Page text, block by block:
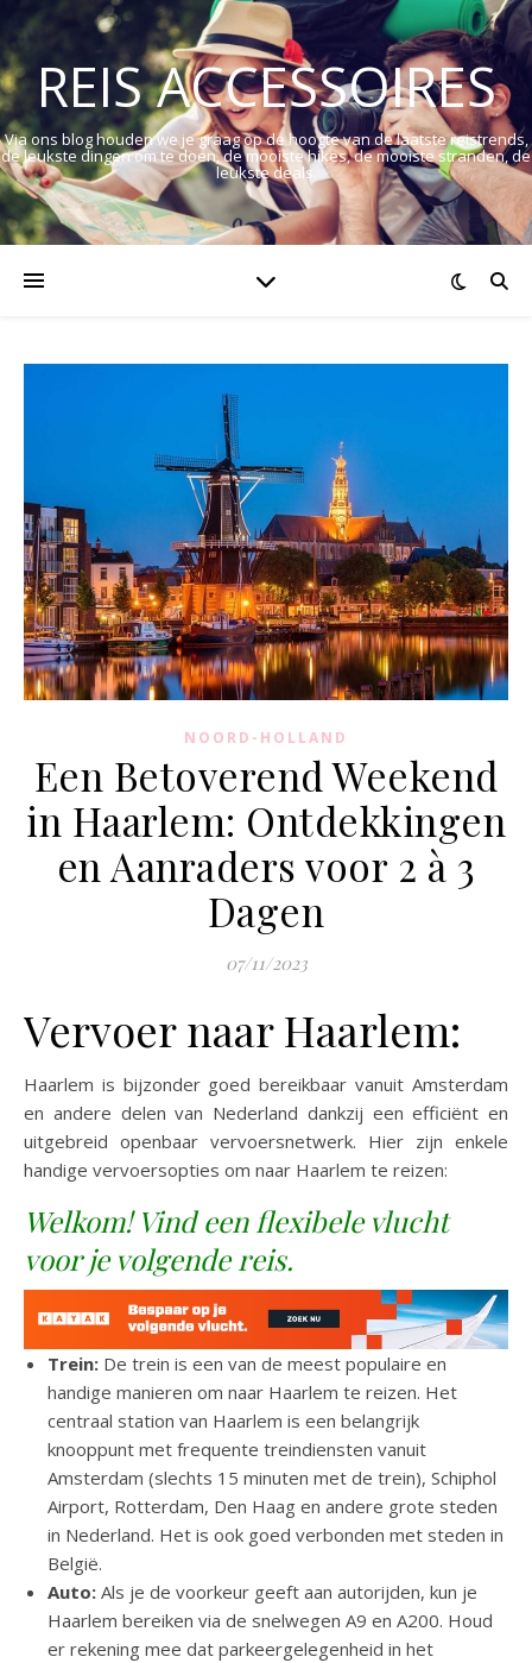
REIS ACCESSOIRES
Via ons blog houden we je graag op de hoogte van de laatste reistrends,
de leukste dingen om te doen, de mooiste hikes, de mooiste stranden, de
leukste deals.
NOORD-HOLLAND
Een Betoverend Weekend
in Haarlem: Ontdekkingen
en Aanraders voor 2 à 3
Dagen
07/11/2023
Vervoer naar Haarlem:
Haarlem is bijzonder goed bereikbaar vanuit Amsterdam
en andere delen van Nederland dankzij een efficiënt en
uitgebreid openbaar vervoersnetwerk. Hier zijn enkele
handige vervoersopties om naar Haarlem te reizen:
Welkom! Vind een flexibele vlucht
voor je volgende reis.
Trein: De trein is een van de meest populaire en
handige manieren om naar Haarlem te reizen. Het
centraal station van Haarlem is een belangrijk
knooppunt met frequente treindiensten vanuit
Amsterdam (slechts 15 minuten met de trein), Schiphol
Airport, Rotterdam, Den Haag en andere grote steden
in Nederland. Het is ook goed verbonden met steden in
België.
Auto: Als je de voorkeur geeft aan autorijden, kun je
Haarlem bereiken via de snelwegen A9 en A200. Houd
er rekening mee dat parkeergelegenheid in het